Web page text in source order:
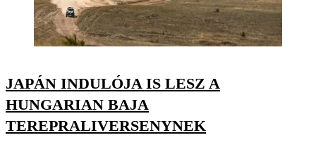
JAPÁN INDULÓJA IS LESZ A
HUNGARIAN BAJA
TEREPRALIVERSENYNEK